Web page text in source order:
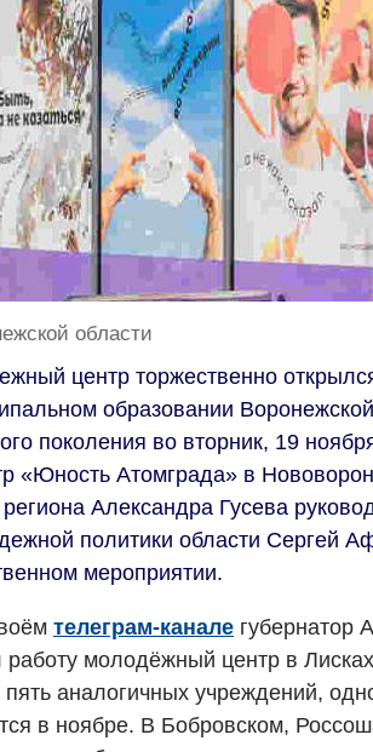
области
центр торжественно
образовании
поколения во вторник, 19
«Юность Атомграда» в
Александра Гусева
политики области Сергей
мероприятии.
телеграм-канале губернатор
работу молодёжный центр в
аналогичных учреждений,
в ноябре. В Бобровском,